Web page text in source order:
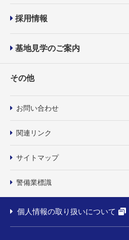
採用情報
基地見学のご案内
その他
お問い合わせ
関連リンク
サイトマップ
警備業標識
個人情報の取り扱いについて